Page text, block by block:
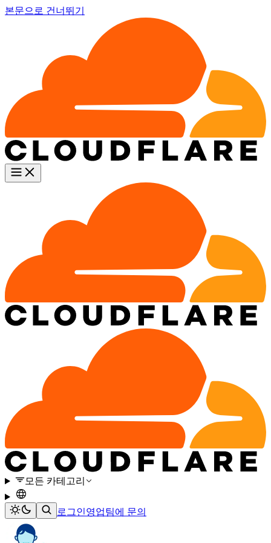
본문으로 건너뛰기
모든 카테고리
로그인영업팀에 문의